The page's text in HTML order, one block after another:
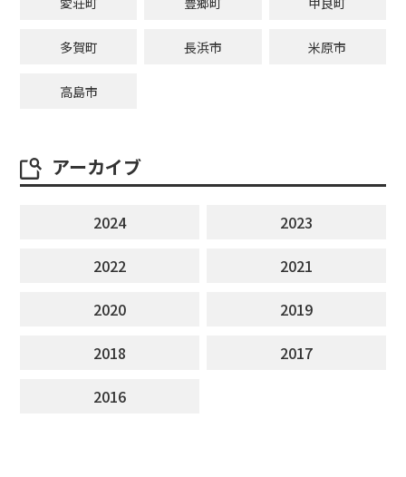
多賀町 長浜市 米原市
高島市
アーカイブ
2024
2023
2022
2021
2020
2019
2018
2017
2016